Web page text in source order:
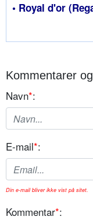
• Royal d'or
Kommentarer
Navn*:
E-mail*:
Din e-mail bliver ikke vist på sitet.
Kommentar*: